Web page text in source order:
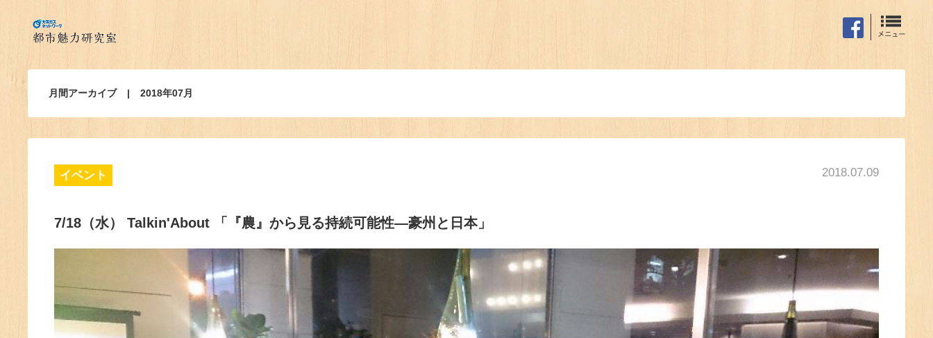
月間アーカイブ 2018年07月
イベント 2018.07.09
7/18（水） Talkin'About 「『農』から見る持続可能性―豪州と日本」